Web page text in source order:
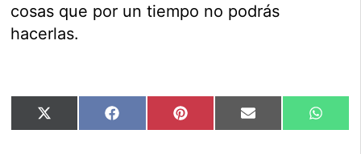
cosas que por un tiempo no podrás
hacerlas.
Compartir
en
X
(Twitter)
Compartir
en
Facebook Compartir
en
Pinterest Compartir
en
Email
en